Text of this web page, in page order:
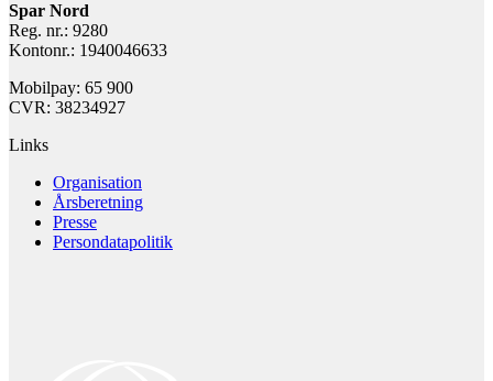
Spar Nord
Reg. nr.: 9280
Kontonr.: 1940046633
Mobilpay: 65 900
CVR: 38234927
Links
Organisation
Årsberetning
Presse
Persondatapolitik